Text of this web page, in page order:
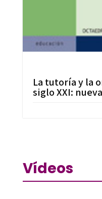
La tutoría y la
siglo XXI:
Vídeos